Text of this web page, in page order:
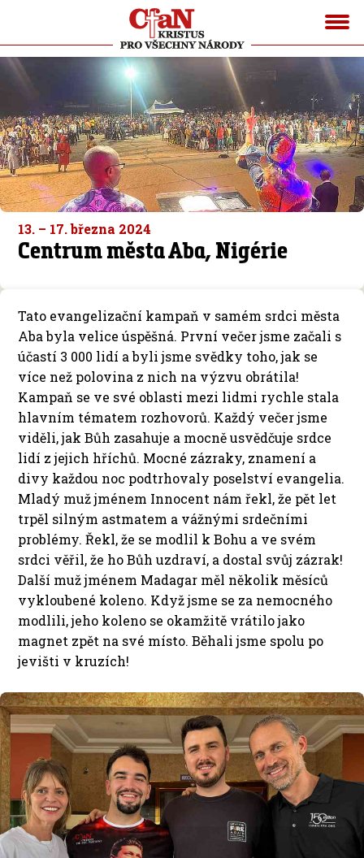
13. – 17. března 2024
Centrum města Aba, Nigérie
Tato evangelizační kampaň v samém srdci města
Aba byla velice úspěšná. První večer jsme začali s
účastí 3 000 lidí a byli jsme svědky toho, jak se
více než polovina z nich na výzvu obrátila!
Kampaň se ve své oblasti mezi lidmi rychle stala
hlavním tématem rozhovorů. Každý večer jsme
viděli, jak Bůh zasahuje a mocně usvědčuje srdce
lidí z jejich hříchů. Mocné zázraky, znamení a
divy každou noc podtrhovaly poselství evangelia.
Mladý muž jménem Innocent nám řekl, že pět let
trpěl silným astmatem a vážnými srdečními
problémy. Řekl, že se modlil k Bohu a ve svém
srdci věřil, že ho Bůh uzdraví, a dostal svůj zázrak!
Další muž jménem Madagar měl několik měsíců
vykloubené koleno. Když jsme se za nemocného
modlili, jeho koleno se okamžitě vrátilo jako
magnet zpět na své místo. Běhali jsme spolu po
jevišti v kruzích!